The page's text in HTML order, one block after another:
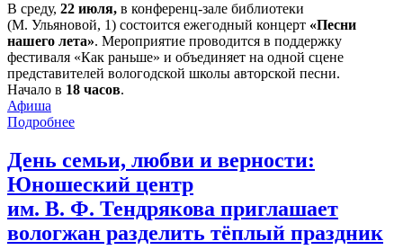
В среду, 22 июля, в конференц-зале библиотеки
(М. Ульяновой, 1) состоится ежегодный концерт «Песни
нашего лета». Мероприятие проводится в поддержку
фестиваля «Как раньше» и объединяет на одной сцене
представителей вологодской школы авторской песни.
Начало в 18 часов.
Афиша
Подробнее
День семьи, любви и верности:
Юношеский центр
им. В. Ф. Тендрякова приглашает
вологжан разделить тёплый праздник